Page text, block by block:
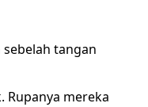
tangan
Rupanya mereka